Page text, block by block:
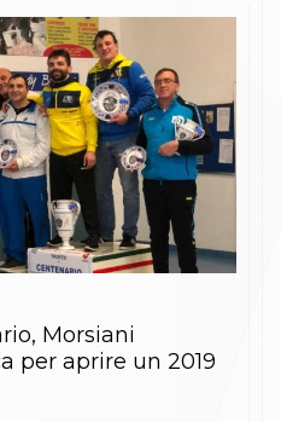
Risultati
eventi
siamo
Risultati
Morsiani
per aprire un 2019